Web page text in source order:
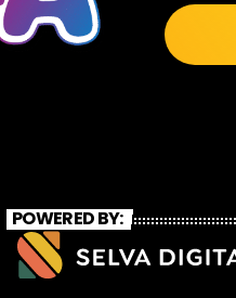
POWERED BY: